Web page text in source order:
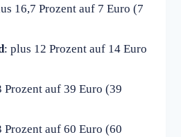
16,7 Prozent auf 7 Euro (7
: plus 12 Prozent auf 14 Euro
Prozent auf 39 Euro (39
Prozent auf 60 Euro (60